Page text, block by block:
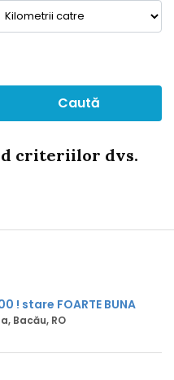
Caută
criteriilor dvs.
! stare FOARTE BUNA
Bacău, RO